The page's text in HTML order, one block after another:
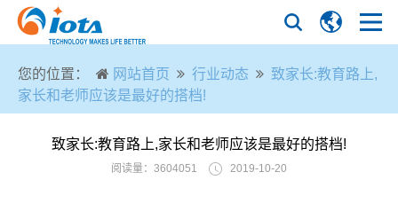
您的位置： 网站首页 行业动态
致家长:教育路上,
家长和老师应该是最好的搭档!
致家长:教育路上,家长和老师应该是最好的搭档!
阅读量：3604051 2019-10-20